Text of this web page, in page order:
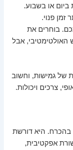
או בשבוע.
זמן פנוי.
בוחרים את
האולטימטיבי, אבל
של גמישות, וחשוב
צרכים ויכולות.
בהכרח. היא דורשת
אפקטיבית,